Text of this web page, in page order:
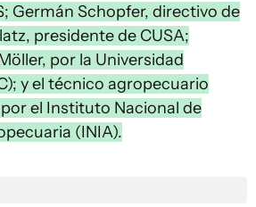
Germán Schopfer, directivo de
presidente de CUSA;
por la Universidad
y el técnico agropecuario
el Instituto Nacional de
(INIA).